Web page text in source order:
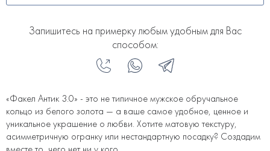
Запишитесь на примерку любым удобным для Вас
способом:
«Факел Антик 3.0» - это не типичное мужское обручальное
кольцо из белого золота — а ваше самое удобное, ценное и
уникальное украшение о любви. Хотите матовую текстуру,
асимметричную огранку или нестандартную посадку? Создадим